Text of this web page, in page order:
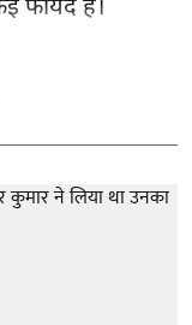
फायदे हैं।